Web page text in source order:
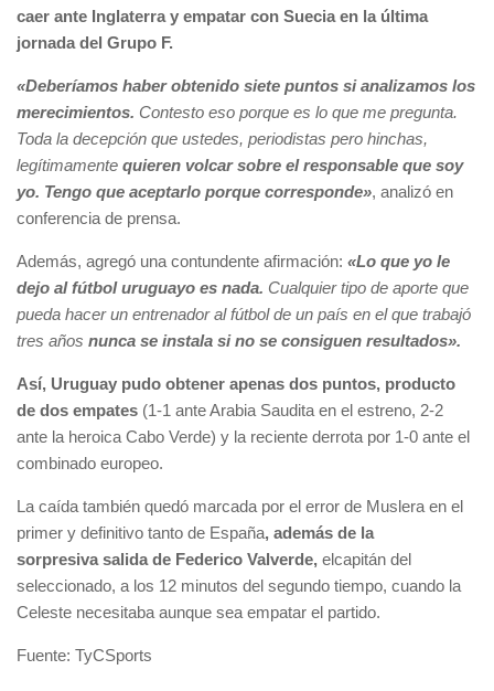
caer ante Inglaterra y empatar con Suecia en la última
jornada del Grupo F.
«Deberíamos haber obtenido siete puntos si analizamos los
merecimientos. Contesto eso porque es lo que me pregunta.
Toda la decepción que ustedes, periodistas pero hinchas,
legítimamente quieren volcar sobre el responsable que soy
yo. Tengo que aceptarlo porque corresponde», analizó en
conferencia de prensa.
Además, agregó una contundente afirmación: «Lo que yo le
dejo al fútbol uruguayo es nada. Cualquier tipo de aporte que
pueda hacer un entrenador al fútbol de un país en el que trabajó
tres años nunca se instala si no se consiguen resultados».
Así, Uruguay pudo obtener apenas dos puntos, producto
de dos empates (1-1 ante Arabia Saudita en el estreno, 2-2
ante la heroica Cabo Verde) y la reciente derrota por 1-0 ante el
combinado europeo.
La caída también quedó marcada por el error de Muslera en el
primer y definitivo tanto de España, además de la
sorpresiva salida de Federico Valverde, elcapitán del
seleccionado, a los 12 minutos del segundo tiempo, cuando la
Celeste necesitaba aunque sea empatar el partido.
Fuente: TyCSports